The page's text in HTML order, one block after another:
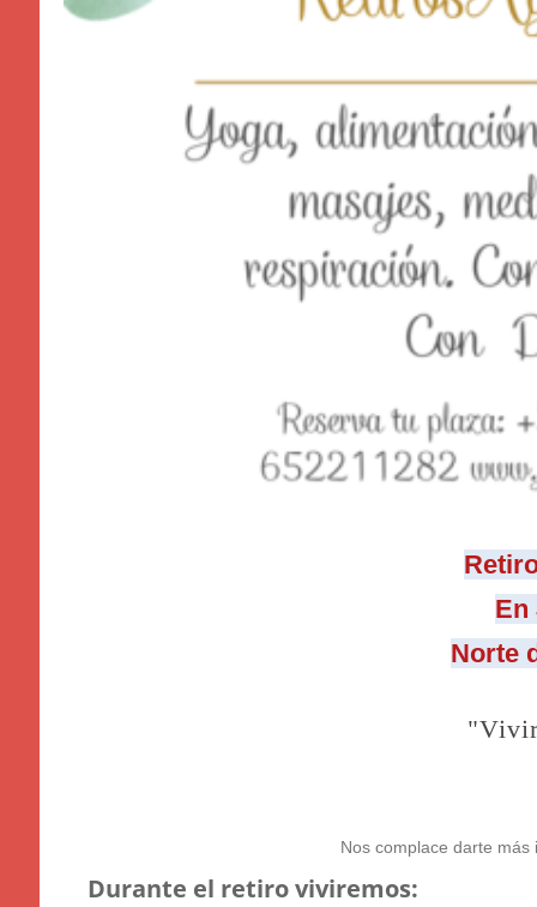
En
Norte
Nos complace darte
Durante el retiro viviremos: